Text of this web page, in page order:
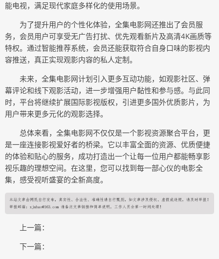
能电视，满足现代家庭多样化的使用场景。
为了提升用户的个性化体验，全集电影网还推出了会员服
务，会员用户可享受无广告打扰、优先观看新片及高清4K画质等
特权。通过智能推荐系统，会员还能获取符合自身口味的影视内
容推送，真正实现观影内容的私人定制。
未来，全集电影网计划引入更多互动功能，如观影社区、弹
幕评论和线下观影活动，进一步增强用户黏性和参与感。与此同
时，平台将继续扩展国际影视版权，引进更多国外优质影片，为
用户带来更多元化的观影选择。
总体来看，全集电影网不仅仅是一个影视资源聚合平台，更
是一座连接影视爱好者的桥梁。它以丰富全面的资源、优质便捷
的体验和贴心的服务，成功打造出一个让每一位用户都能畅享影
视乐趣的理想空间。在这里，您可以找到每一部心仪的电影全
集，感受视听盛宴的全新高度。
上一篇：
下一篇：